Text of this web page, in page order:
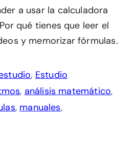
a usar la calculadora
qué tienes que leer el
y memorizar fórmulas.
, Estudio
, análisis matemático,
, manuales,